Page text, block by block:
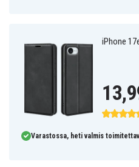
iPhone
Varastossa, heti valmis